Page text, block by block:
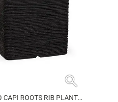
search
КАШПО CAPI ROOTS RIB PLANTER SQUARE BLACK